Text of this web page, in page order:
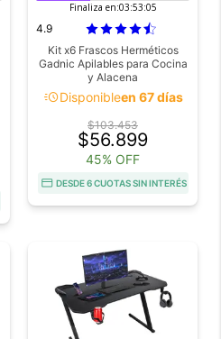
Finaliza en:03:53:04
4.9
Kit x6 Frascos Herméticos
Gadnic Apilables para Cocina
y Alacena
acuteDisponibleen 67 días
$103.453
$56.899
45% OFF
DESDE 6 CUOTAS SIN INTERÉS